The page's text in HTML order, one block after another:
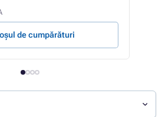
de cumpărături